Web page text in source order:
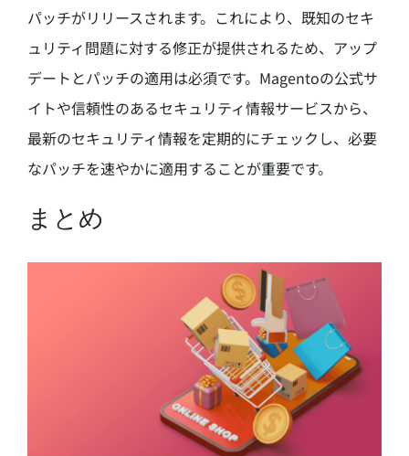
パッチがリリースされます。これにより、既知のセキ
ュリティ問題に対する修正が提供されるため、アップ
デートとパッチの適用は必須です。Magentoの公式サ
イトや信頼性のあるセキュリティ情報サービスから、
最新のセキュリティ情報を定期的にチェックし、必要
なパッチを速やかに適用することが重要です。
まとめ